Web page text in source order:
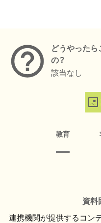
どうやった
の？
該当なし
教育
資料
連携機関が提供するコン